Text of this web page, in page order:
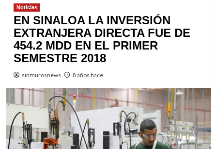
Noticias
EN SINALOA LA INVERSIÓN
EXTRANJERA DIRECTA FUE DE
454.2 MDD EN EL PRIMER
SEMESTRE 2018
sinmurosnews 8 años hace